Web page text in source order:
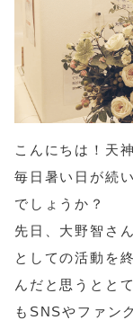
こんにちは！天
毎日暑い日が続
でしょうか？
先日、大野智さ
としての活動を
んだと思うとと
もSNSやファン